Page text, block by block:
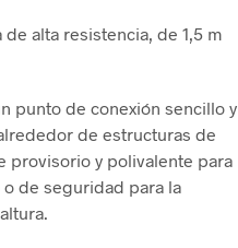
de alta resistencia, de 1,5 m
punto de conexión sencillo y
de estructuras de
provisorio y polivalente para
de seguridad para la